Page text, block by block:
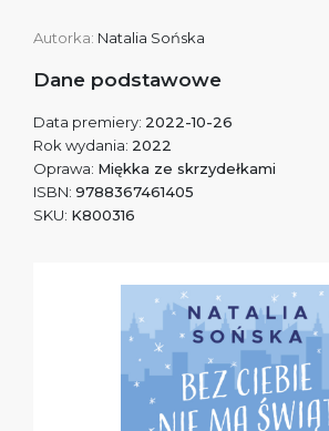
Autorka: Natalia Sońska
Dane podstawowe
Data premiery: 2022-10-26
Rok wydania: 2022
Oprawa: Miękka ze skrzydełkami
ISBN: 9788367461405
SKU: K800316